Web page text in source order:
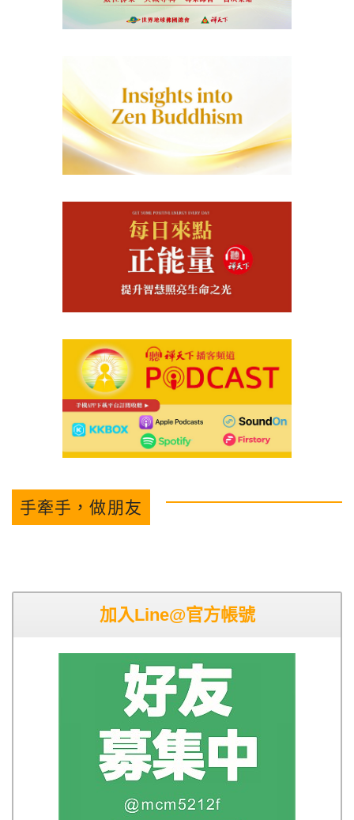
手牽手，做朋友
加入Line@官方帳號